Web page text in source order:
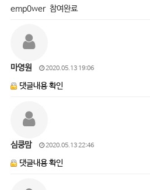
emp0wer 참여완료
마영원 2020.05.13 19:06
댓글내용 확인
심쿵맘 2020.05.13 22:46
댓글내용 확인